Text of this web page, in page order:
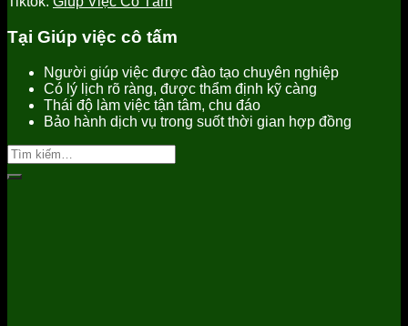
Tại Giúp việc cô tấm
Người giúp việc được đào tạo chuyên nghiệp
Có lý lịch rõ ràng, được thẩm định kỹ càng
Thái độ làm việc tận tâm, chu đáo
Bảo hành dịch vụ trong suốt thời gian hợp đồng
Tìm
kiếm: